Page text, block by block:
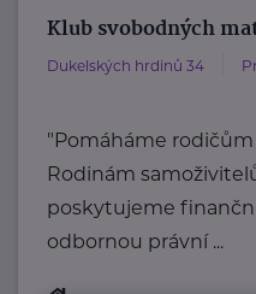
Klub svobodných
Dukelských hrdinů 34
"Pomáháme
Rodinám
poskytujeme
odbornou právní ...